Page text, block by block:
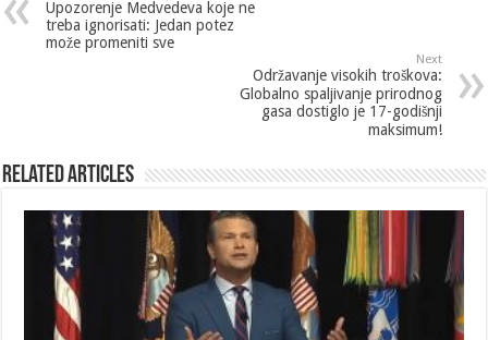
Upozorenje Medvedeva koje ne
treba ignorisati: Jedan potez
može promeniti sve
Next
Održavanje visokih troškova:
Globalno spaljivanje prirodnog
gasa dostiglo je 17-godišnji
maksimum!
Related Articles